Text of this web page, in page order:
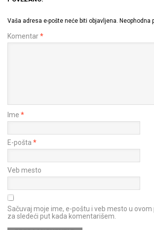
Vaša adresa e-pošte neće biti objavljena. Neophodna
Komentar*
Ime *
E-pošta *
Veb mesto
Sačuvaj moje ime, e-poštu i veb mesto u ovom
za sledeći put kada komentarišem.